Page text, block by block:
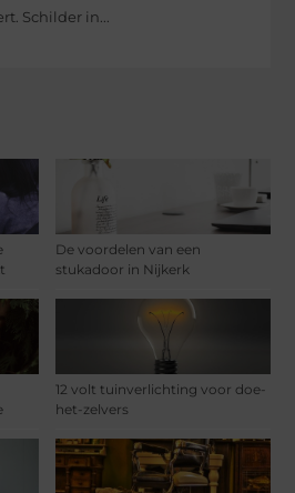
De voordelen van een
stukadoor in Nijkerk
12 volt tuinverlichting voor doe-
het-zelvers
Schilder in...